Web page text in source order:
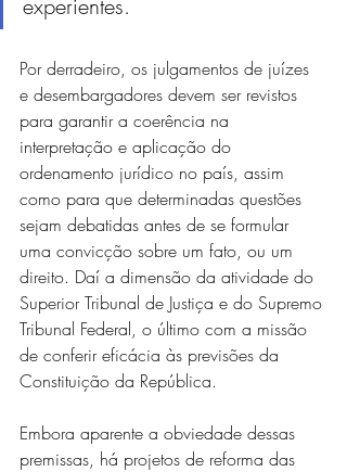
experientes.
Por derradeiro, os julgamentos de juízes
e desembargadores devem ser revistos
para garantir a coerência na
interpretação e aplicação do
ordenamento jurídico no país, assim
como para que determinadas questões
sejam debatidas antes de se formular
uma convicção sobre um fato, ou um
direito. Daí a dimensão da atividade do
Superior Tribunal de Justiça e do Supremo
Tribunal Federal, o último com a missão
de conferir eficácia às previsões da
Constituição da República.
Embora aparente a obviedade dessas
premissas, há projetos de reforma das